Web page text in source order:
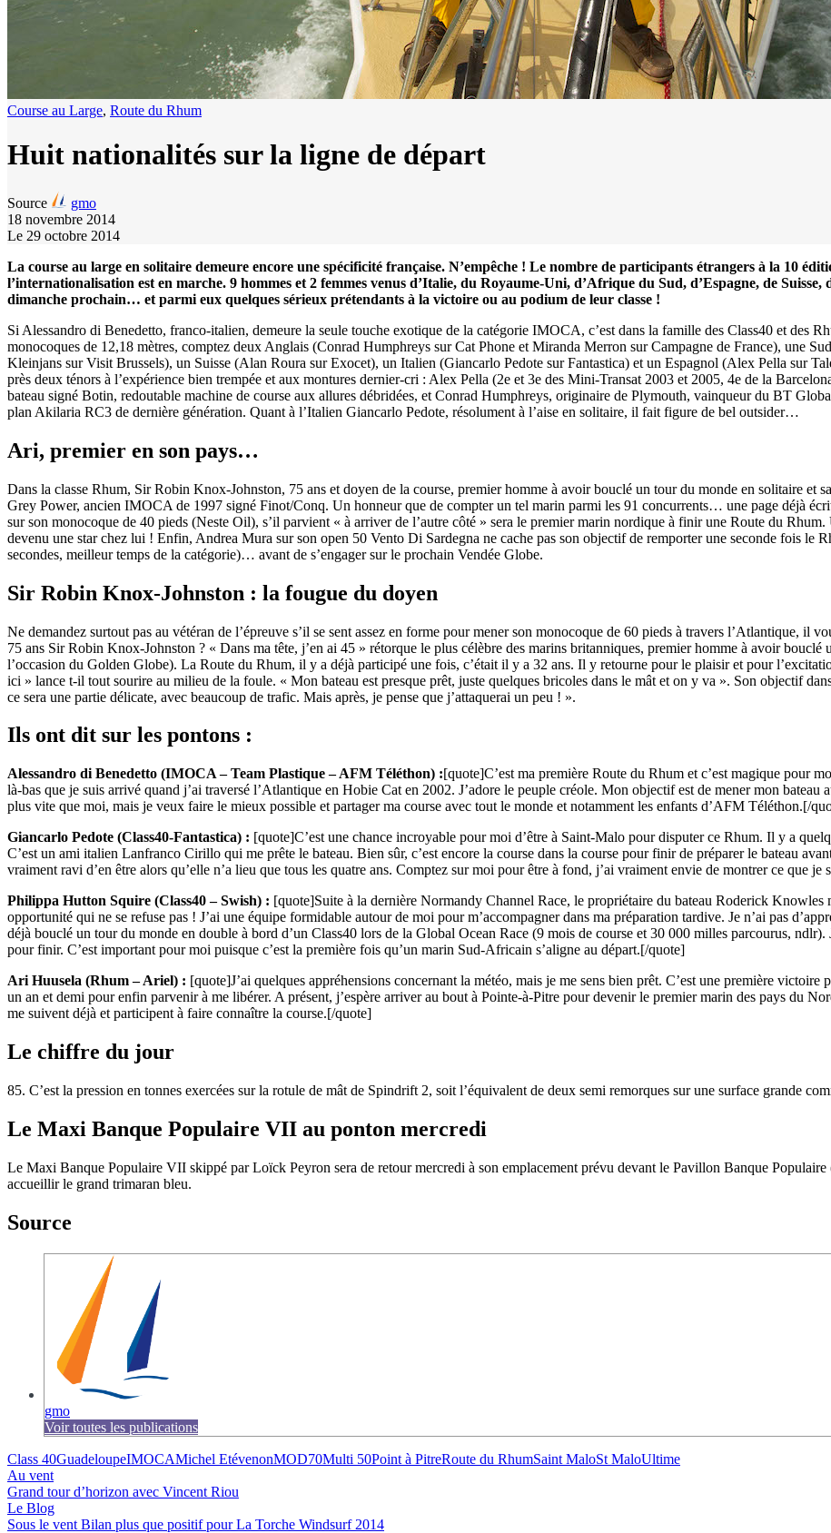
13Mar
Records, Vitesse absolue
SP80 franchit la barre mythique des 50
28Fév
Un an déjà !
Course au Large, Route du Rhum
Huit nationalités sur la ligne de départ
Source
gmo
18 novembre 2014
Le 29 octobre 2014
La course au large en solitaire demeure encore une spécificité française. N’empêche ! Le nombre de participants étrangers à la 10
l’internationalisation est en marche. 9 hommes et 2 femmes venus d’Italie, du Royaume-Uni, d’Afrique du Sud, d’Espagne, de
dimanche prochain… et parmi eux quelques sérieux prétendants à la victoire ou au podium de leur classe !
Si Alessandro di Benedetto, franco-italien, demeure la seule touche exotique de la catégorie IMOCA, c’est dans la famille des Class40 et des
monocoques de 12,18 mètres, comptez deux Anglais (Conrad Humphreys sur Cat Phone et Miranda Merron sur Campagne de France), une
Kleinjans sur Visit Brussels), un Suisse (Alan Roura sur Exocet), un Italien (Giancarlo Pedote sur Fantastica) et un Espagnol (Alex Pella sur
près deux ténors à l’expérience bien trempée et aux montures dernier-cri : Alex Pella (2e et 3e des Mini-Transat 2003 et 2005, 4e de la
bateau signé Botin, redoutable machine de course aux allures débridées, et Conrad Humphreys, originaire de Plymouth, vainqueur du BT
plan Akilaria RC3 de dernière génération. Quant à l’Italien Giancarlo Pedote, résolument à l’aise en solitaire, il fait figure de bel outsider…
Ari, premier en son pays…
Dans la classe Rhum, Sir Robin Knox-Johnston, 75 ans et doyen de la course, premier homme à avoir bouclé un tour du monde en solitaire et
Grey Power, ancien IMOCA de 1997 signé Finot/Conq. Un honneur que de compter un tel marin parmi les 91 concurrents… une page déjà
sur son monocoque de 40 pieds (Neste Oil), s’il parvient « à arriver de l’autre côté » sera le premier marin nordique à finir une Route du
devenu une star chez lui ! Enfin, Andrea Mura sur son open 50 Vento Di Sardegna ne cache pas son objectif de remporter une seconde fois le
secondes, meilleur temps de la catégorie)… avant de s’engager sur le prochain Vendée Globe.
Sir Robin Knox-Johnston : la fougue du doyen
Ne demandez surtout pas au vétéran de l’épreuve s’il se sent assez en forme pour mener son monocoque de 60 pieds à travers l’Atlantique, il
75 ans Sir Robin Knox-Johnston ? « Dans ma tête, j’en ai 45 » rétorque le plus célèbre des marins britanniques, premier homme à avoir bouclé
l’occasion du Golden Globe). La Route du Rhum, il y a déjà participé une fois, c’était il y a 32 ans. Il y retourne pour le plaisir et pour
ici » lance t-il tout sourire au milieu de la foule. « Mon bateau est presque prêt, juste quelques bricoles dans le mât et on y va ». Son objectif
ce sera une partie délicate, avec beaucoup de trafic. Mais après, je pense que j’attaquerai un peu ! ».
Ils ont dit sur les pontons :
Alessandro di Benedetto (IMOCA – Team Plastique – AFM Téléthon) :[quote]C’est ma première Route du Rhum et c’est magique pour
là-bas que je suis arrivé quand j’ai traversé l’Atlantique en Hobie Cat en 2002. J’adore le peuple créole. Mon objectif est de mener mon
plus vite que moi, mais je veux faire le mieux possible et partager ma course avec tout le monde et notamment les enfants d’AFM Téléthon.[/
Giancarlo Pedote (Class40-Fantastica) : [quote]C’est une chance incroyable pour moi d’être à Saint-Malo pour disputer ce Rhum. Il y a
C’est un ami italien Lanfranco Cirillo qui me prête le bateau. Bien sûr, c’est encore la course dans la course pour finir de préparer le bateau
vraiment ravi d’en être alors qu’elle n’a lieu que tous les quatre ans. Comptez sur moi pour être à fond, j’ai vraiment envie de montrer ce que
Philippa Hutton Squire (Class40 – Swish) : [quote]Suite à la dernière Normandy Channel Race, le propriétaire du bateau Roderick Knowles
opportunité qui ne se refuse pas ! J’ai une équipe formidable autour de moi pour m’accompagner dans ma préparation tardive. Je n’ai pas
déjà bouclé un tour du monde en double à bord d’un Class40 lors de la Global Ocean Race (9 mois de course et 30 000 milles parcourus, ndlr).
pour finir. C’est important pour moi puisque c’est la première fois qu’un marin Sud-Africain s’aligne au départ.[/quote]
Ari Huusela (Rhum – Ariel) : [quote]J’ai quelques appréhensions concernant la météo, mais je me sens bien prêt. C’est une première
un an et demi pour enfin parvenir à me libérer. A présent, j’espère arriver au bout à Pointe-à-Pitre pour devenir le premier marin des pays du
me suivent déjà et participent à faire connaître la course.[/quote]
Le chiffre du jour
85. C’est la pression en tonnes exercées sur la rotule de mât de Spindrift 2, soit l’équivalent de deux semi remorques sur une surface grande
Le Maxi Banque Populaire VII au ponton mercredi
Le Maxi Banque Populaire VII skippé par Loïck Peyron sera de retour mercredi à son emplacement prévu devant le Pavillon Banque
accueillir le grand trimaran bleu.
Source
gmo
Voir toutes les publications
Class 40GuadeloupeIMOCAMichel EtévenonMOD70Multi 50Point à PitreRoute du RhumSaint MaloSt MaloUltime
Au vent
Grand tour d’horizon avec Vincent Riou
Le Blog
Sous le vent Bilan plus que positif pour La Torche Windsurf 2014